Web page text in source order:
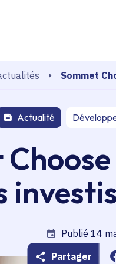
Sommet
Actualité
Partager
Date de
Publié 14